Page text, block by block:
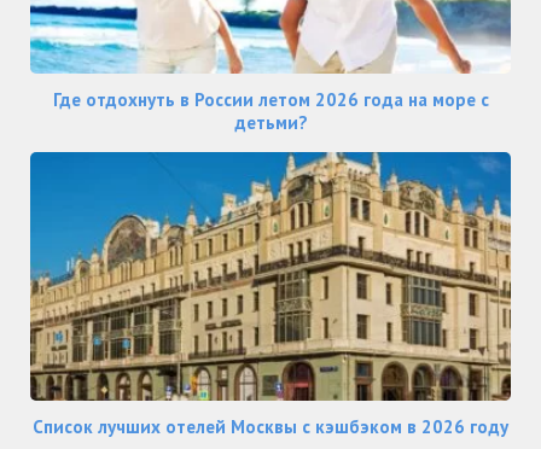
Где отдохнуть в России летом 2026 года на море с
детьми?
Список лучших отелей Москвы с кэшбэком в 2026 году